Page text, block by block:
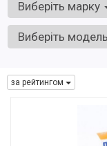
Виберіть марку
Виберіть модель
за рейтингом